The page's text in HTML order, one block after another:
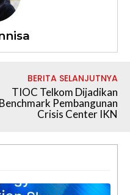
BERITA SELANJUTNYA
TIOC Telkom Dijadikan
Benchmark Pembangunan
Crisis Center IKN